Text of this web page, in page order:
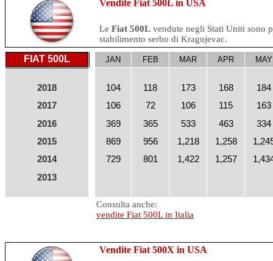
Vendite Fiat 500L in USA
Le Fiat 500L vendute negli Stati Uniti sono
stabilimento serbo di Kragujevac.
FIAT 500L JAN FEB MAR APR MAY
2018
2017
2016
2015
2014
2013
104
106
369
869
729
118
72
365
956
801
173
106
533
1,218
1,422
168
115
463
1,258
1,257
184
163
334
Consulta anche:
vendite Fiat 500L in Italia
Vendite Fiat 500X in USA